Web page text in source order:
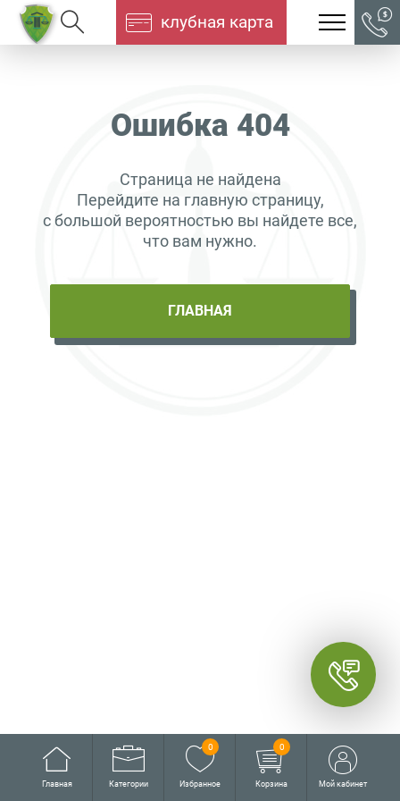
клубная карта
Ошибка 404
Страница не найдена
Перейдите на главную страницу,
с большой вероятностью вы найдете все,
что вам нужно.
ГЛАВНАЯ
Главная Категории Избранное
0
Корзина
0
Мой кабинет